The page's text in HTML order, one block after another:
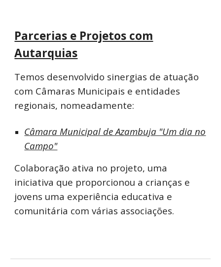
Parcerias e Projetos com
Autarquias
Temos desenvolvido sinergias de atuação
com Câmaras Municipais e entidades
regionais, nomeadamente:
Câmara Municipal de Azambuja "Um dia no
Campo"
Colaboração ativa no projeto, uma
iniciativa que proporcionou a crianças e
jovens uma experiência educativa e
comunitária com várias associações.